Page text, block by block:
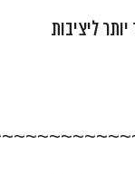
ליציבות